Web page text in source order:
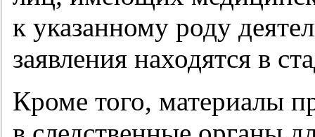
к указанному роду
заявления находятся в
Кроме того, материалы